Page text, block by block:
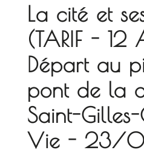
La cité et
(TARIF - 12
Départ au
pont de la
Saint-
Vie - 23/